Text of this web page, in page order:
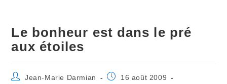
Le bonheur est dans le pré
aux étoiles
Auteur/autrice
Jean-Marie Darmian
Publication
16 août 2009